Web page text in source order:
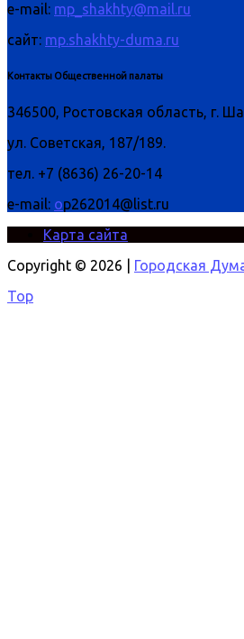
e-mail: mp_shakhty@mail.ru
сайт: mp.shakhty-duma.ru
Контакты Общественной палаты
346500, Ростовская область, г.
ул. Советская, 187/189.
тел. +7 (8636) 26-20-14
e-mail: op262014@list.ru
Карта сайта
Copyright © 2026 |
Городская
Top